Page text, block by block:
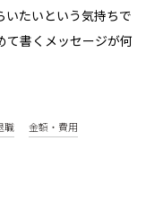
いたいという気持ちで
て書くメッセージが何
職 金額・費用